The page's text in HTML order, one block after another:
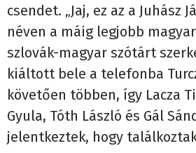
csendet. „Jaj, ez az a Juhász
néven a máig legjobb
szlovák-magyar szótárt
kiáltott bele a telefonba
követően többen, így Lacza
Gyula, Tóth László és Gál
jelentkeztek, hogy